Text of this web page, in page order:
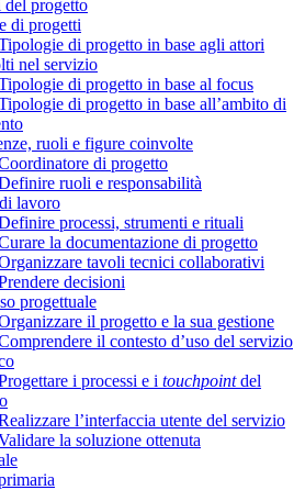
progetto
di progetti
di progetto in base agli attori
nel servizio
di progetto in base al focus
di progetto in base all’ambito di
ruoli e figure coinvolte
di progetto
ruoli e responsabilità
lavoro
processi, strumenti e rituali
la documentazione di progetto
tavoli tecnici collaborativi
decisioni
progettuale
il progetto e la sua gestione
il contesto d’uso del servizio
i processi e i touchpointdel
l’interfaccia utente del servizio
la soluzione ottenuta